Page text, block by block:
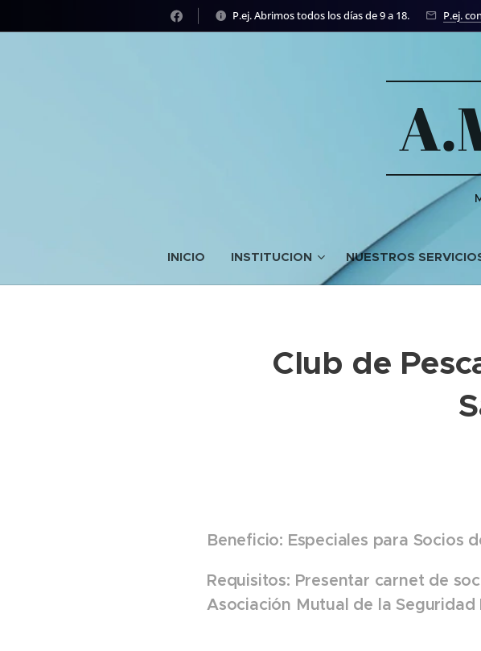
P.ej. Abrimos todos los días de 9 a 18. P.ej.
INICIO INSTITUCION NUESTROS
Club de
Beneficio: Especiales para Socios
Requisitos: Presentar carnet de
Asociación Mutual de la